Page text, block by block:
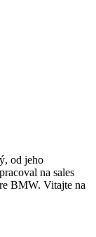
od jeho
na sales
BMW. Vitajte na